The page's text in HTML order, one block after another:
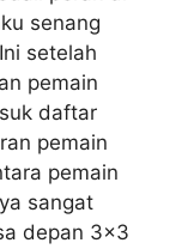
senang
setelah
pemain
daftar
pemain
pemain
sangat
depan 3×3